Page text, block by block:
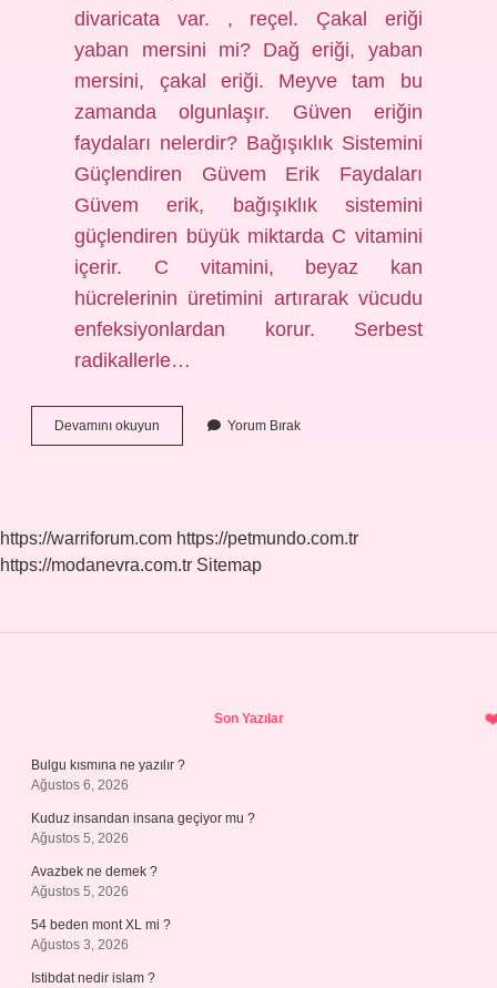
divaricata var. , reçel. Çakal eriği
yaban mersini mi? Dağ eriği, yaban
mersini, çakal eriği. Meyve tam bu
zamanda olgunlaşır. Güven eriğin
faydaları nelerdir? Bağışıklık Sistemini
Güçlendiren Güvem Erik Faydaları
Güvem erik, bağışıklık sistemini
güçlendiren büyük miktarda C vitamini
içerir. C vitamini, beyaz kan
hücrelerinin üretimini artırarak vücudu
enfeksiyonlardan korur. Serbest
radikallerle…
Devamını okuyun
Eriği
Yorum Bırak
https://warriforum.com https://petmundo.com.tr
https://modanevra.com.tr Sitemap
Son Yazılar
Bulgu kısmına ne yazılır ?
Ağustos 6, 2026
Kuduz insandan insana geçiyor mu ?
Ağustos 5, 2026
Avazbek ne demek ?
Ağustos 5, 2026
54 beden mont XL mi ?
Ağustos 3, 2026
Istibdat nedir islam ?